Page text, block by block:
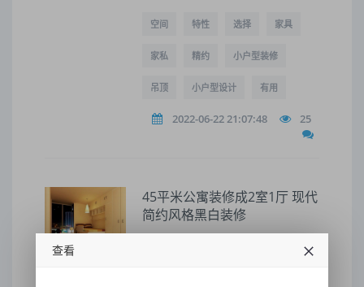
空间 特性 选择 家具
家私 精约 小户型装修
吊顶 小户型设计 有用
2022-06-22 21:07:48 25
45平米公寓装修成2室1厅 现代
简约风格黑白装修
3、客厅后的白色小架子与墙面颜色一
样,有的时候看起来若有似无,藤蔓绿叶
查看